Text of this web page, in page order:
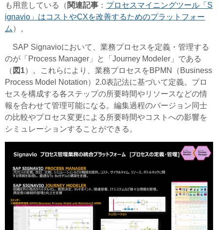
も用意している（ 関連記事 ： プロセスマイニングツール「S
ignavio」はコストやCXを改善するためのプラットフォー
ム ）。
SAP Signavioにおいて、業務プロセスを定義・管理する
のが「Process Manager」と「Journey Modeler」である
（ 図1）。これらにより、業務プロセスをBPMN（ Business
Process Model Notation）2.0表記法に基づいて定義。プロ
セスを構成する各ステップの所要時間やリソースなどの情
報を合わせて管理可能になる。編集過程のバージョン同士
の比較やプロセス変更による所要時間やコストへの影響を
シミュレーションすることができる。